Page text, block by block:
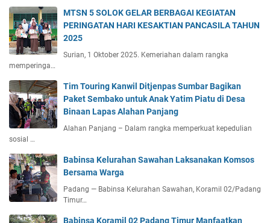
MTSN 5 SOLOK GELAR BERBAGAI KEGIATAN
PERINGATAN HARI KESAKTIAN PANCASILA TAHUN
2025
Surian, 1 Oktober 2025. Kemeriahan dalam rangka
memperinga…
Tim Touring Kanwil Ditjenpas Sumbar Bagikan
Paket Sembako untuk Anak Yatim Piatu di Desa
Binaan Lapas Alahan Panjang
Alahan Panjang – Dalam rangka memperkuat kepedulian
sosial …
Babinsa Kelurahan Sawahan Laksanakan Komsos
Bersama Warga
Padang — Babinsa Kelurahan Sawahan, Koramil 02/Padang
Timur…
Babinsa Koramil 02 Padang Timur Manfaatkan